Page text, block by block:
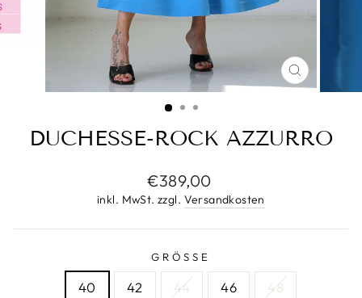
ESC)
DUCHESSE-ROCK AZZURRO
Normaler
Preis
€389,00
inkl. MwSt. zzgl. Versandkosten
GRÖSSE
40 42 44 46 48